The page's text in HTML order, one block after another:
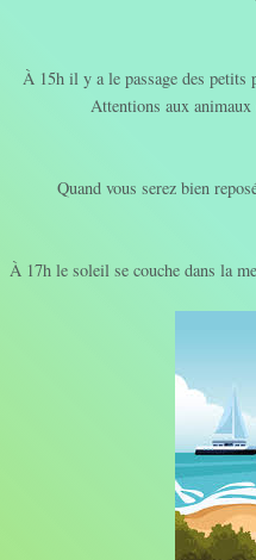
À 15h il y a le passage des petits
Attentions aux
Quand vous serez bien
À 17h le soleil se couche dans la